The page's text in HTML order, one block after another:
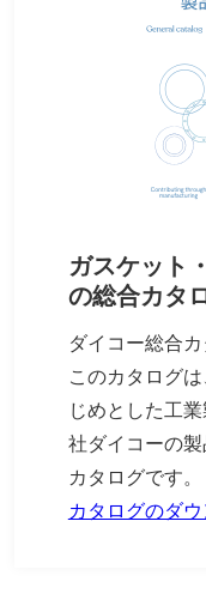
ガスケット
の総合カタ
ダイコー総合
このカタログ
じめとした工
社ダイコーの
カタログです。
カタログのダ